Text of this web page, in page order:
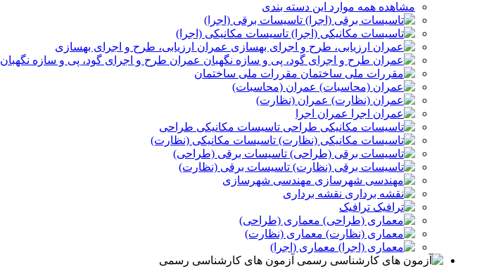
مشاهده همه موارد این دسته بندی
تاسیسات برقی (اجرا)
تاسیسات مکانیکی (اجرا)
عمران ارزیابی، طرح و اجرای بهسازی
عمران طرح و اجرای گود، پی و سازه نگهبان
مقررات ملی ساختمان
عمران (محاسبات)
عمران (نظارت)
عمران اجرا
تاسیسات مکانیکی طراحی
تاسیسات مکانیکی (نظارت)
تاسیسات برقی (طراحی)
تاسیسات برقی (نظارت)
مهندسی شهرسازی
نقشه برداری
ترافیک
معماری (طراحی)
معماری (نظارت)
معماری (اجرا)
آزمون های کارشناسی رسمی